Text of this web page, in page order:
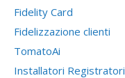
Fidelity Card
Fidelizzazione clienti
TomatoAi
Installatori Registratori